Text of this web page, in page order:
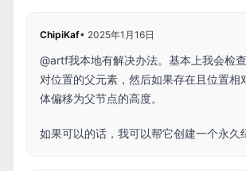
ChipiKaf• 2025年1月16日
@artf我本地有解决办法。基本上我会检
对位置的父元素，然后如果存在且位置相
体偏移为父节点的高度。
如果可以的话，我可以帮它创建一个永久